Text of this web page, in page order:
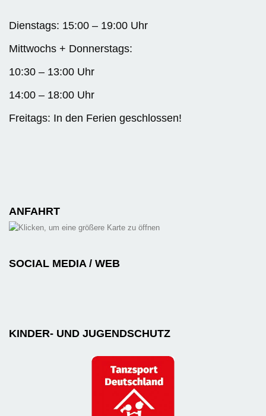
Dienstags: 15:00 – 19:00 Uhr
Mittwochs + Donnerstags:
10:30 – 13:00 Uhr
14:00 – 18:00 Uhr
Freitags: In den Ferien geschlossen!
ANFAHRT
SOCIAL MEDIA / WEB
KINDER- UND JUGENDSCHUTZ